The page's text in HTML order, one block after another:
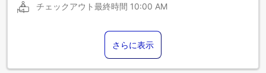
チェックアウト最終時間 10:00 AM
さらに表示